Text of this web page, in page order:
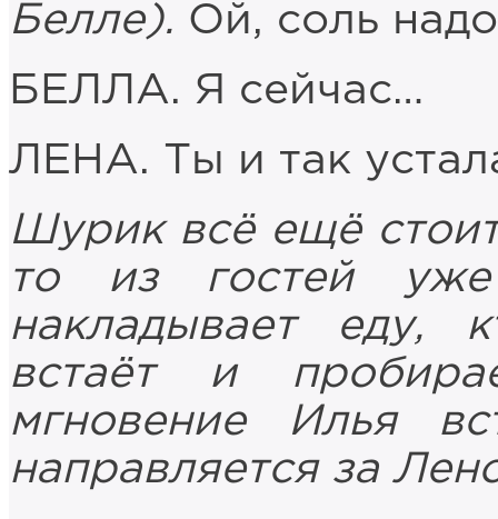
Белле). Ой, соль
БЕЛЛА. Я сейчас…
ЛЕНА. Ты и так
Шурик всё ещё
то из гостей
накладывает еду,
встаёт и
мгновение Илья
направляется за